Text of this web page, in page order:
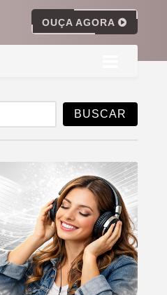
OUÇA AGORA
BUSCAR